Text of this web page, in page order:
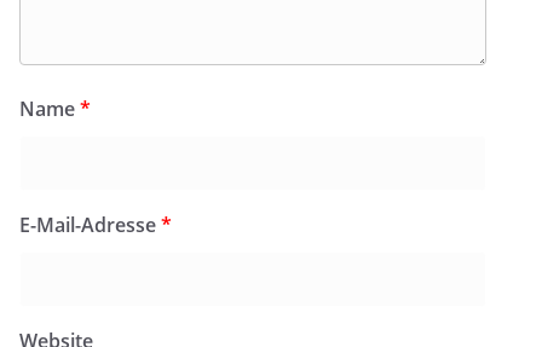
Name*
E-Mail-Adresse*
Website